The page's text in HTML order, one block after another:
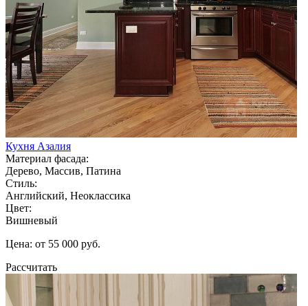
Кухня Азалия
Материал фасада:
Дерево, Массив, Патина
Стиль:
Английский, Неоклассика
Цвет:
Вишневый
Цена: от 55 000 руб.
Рассчитать